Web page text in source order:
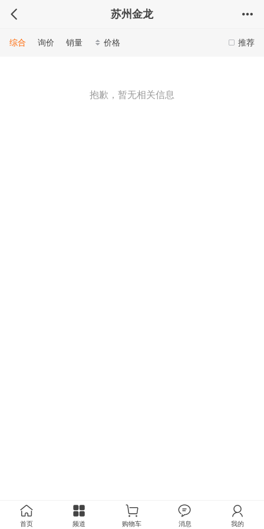
苏州金龙
推荐
综合 询价 销量 价格
抱歉，暂无相关信息
首页 频道 购物车 消息 我的